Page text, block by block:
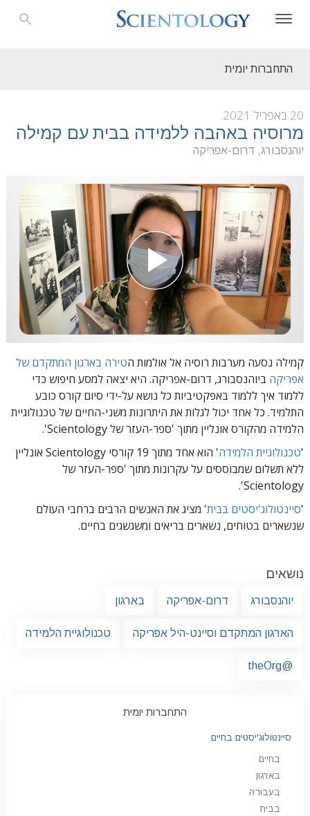
התחברות יומית
20 באפריל 2021
מרוסיה באהבה ללמידה בבית עם קמילה
יוהנסבורג, דרום-אפריקה
קמילה נסעה מערבות רוסיה אל אולמות הטירה בארגון המתקדם של
אפריקה ביוהנסבורג, דרום-אפריקה. היא יצאה למסע חיפוש כדי
ללמוד איך ללמוד באפקטיביות כל נושא על-ידי סיום קורס כובע
התלמיד. כל אחד יכול לגלות את היתרונות משני-החיים של טכנולוגיית
הלמידה מהקורס אונליין מתוך 'ספר-העזר של Scientology'.
'טכנולוגיית הלמידה'
הוא אחד מתוך 19 קורסי Scientology אונליין
ללא תשלום שמבוססים על עקרונות מתוך 'ספר-העזר של
Scientology'.
'סיינטולוג'יסטים בבית' מציג את האנשים הרבים ברחבי העולם
שנשארים בטוחים, נשארים בריאים ומשגשגים בחיים.
נושאים
יוהנסבורג דרום-אפריקה בארגון
הארגון המתקדם וסיינט-היל אפריקה טכנולוגיית הלמידה
@theOrg
התחברות יומית
סיינטולוג'יסטים בחיים
בחיים
בארגון
בעבודה
בבית